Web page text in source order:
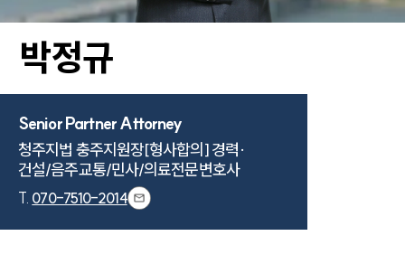
박정규
Senior Partner Attorney
청주지법 충주지원장[형사합의] 경력·
건설/음주교통/민사/의료전문변호사
T. 070-7510-2014